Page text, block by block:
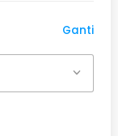
Ganti